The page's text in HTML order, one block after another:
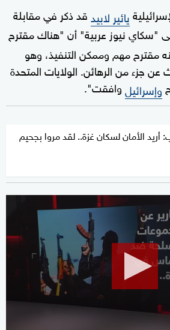
يائير لابيدقد ذكر في مقابلة
"سكاي نيوز عربية" أن "هناك مقترح
مقترح مهم وممكن التنفيذ، وهو
جزء من الرهائن. الولايات المتحدة
وإسرائيلوافقت".
أريد الأمان لسكان غزة.. لقد مروا بجحيم
seconds
minutes,
seconds